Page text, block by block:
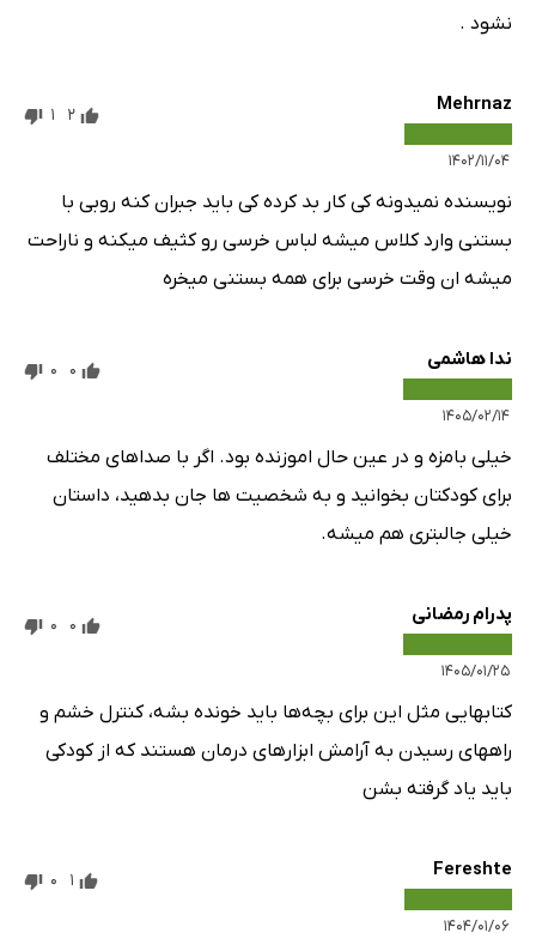
نشود ‌.
Mehrnaz
۱۴۰۲/۱۱/۰۴
2
1
نویسنده نمیدونه کی کار بد کرده کی باید جبران کنه روبی با
بستنی وارد کلاس میشه لباس خرسی رو کثیف میکنه و ناراحت
میشه ان وقت خرسی برای همه بستنی میخره
ندا هاشمی
۱۴۰۵/۰۲/۱۴
0
0
خیلی بامزه و در عین حال اموزنده بود. اگر با صداهای مختلف
برای کودکتان بخوانید و به شخصیت ها جان بدهید، داستان
خیلی جالبتری هم میشه.
پدرام رمضانی
۱۴۰۵/۰۱/۲۵
0
0
کتابهایی مثل این برای بچه‌ها باید خونده بشه، کنترل خشم و
راههای رسیدن به آرامش ابزارهای درمان هستند که از کودکی
باید یاد گرفته بشن
Fereshte
۱۴۰۴/۰۱/۰۶
1
0